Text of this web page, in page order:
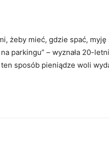
żeby mieć, gdzie spać,
parkingu” – wyznała 20-
sposób pieniądze woli